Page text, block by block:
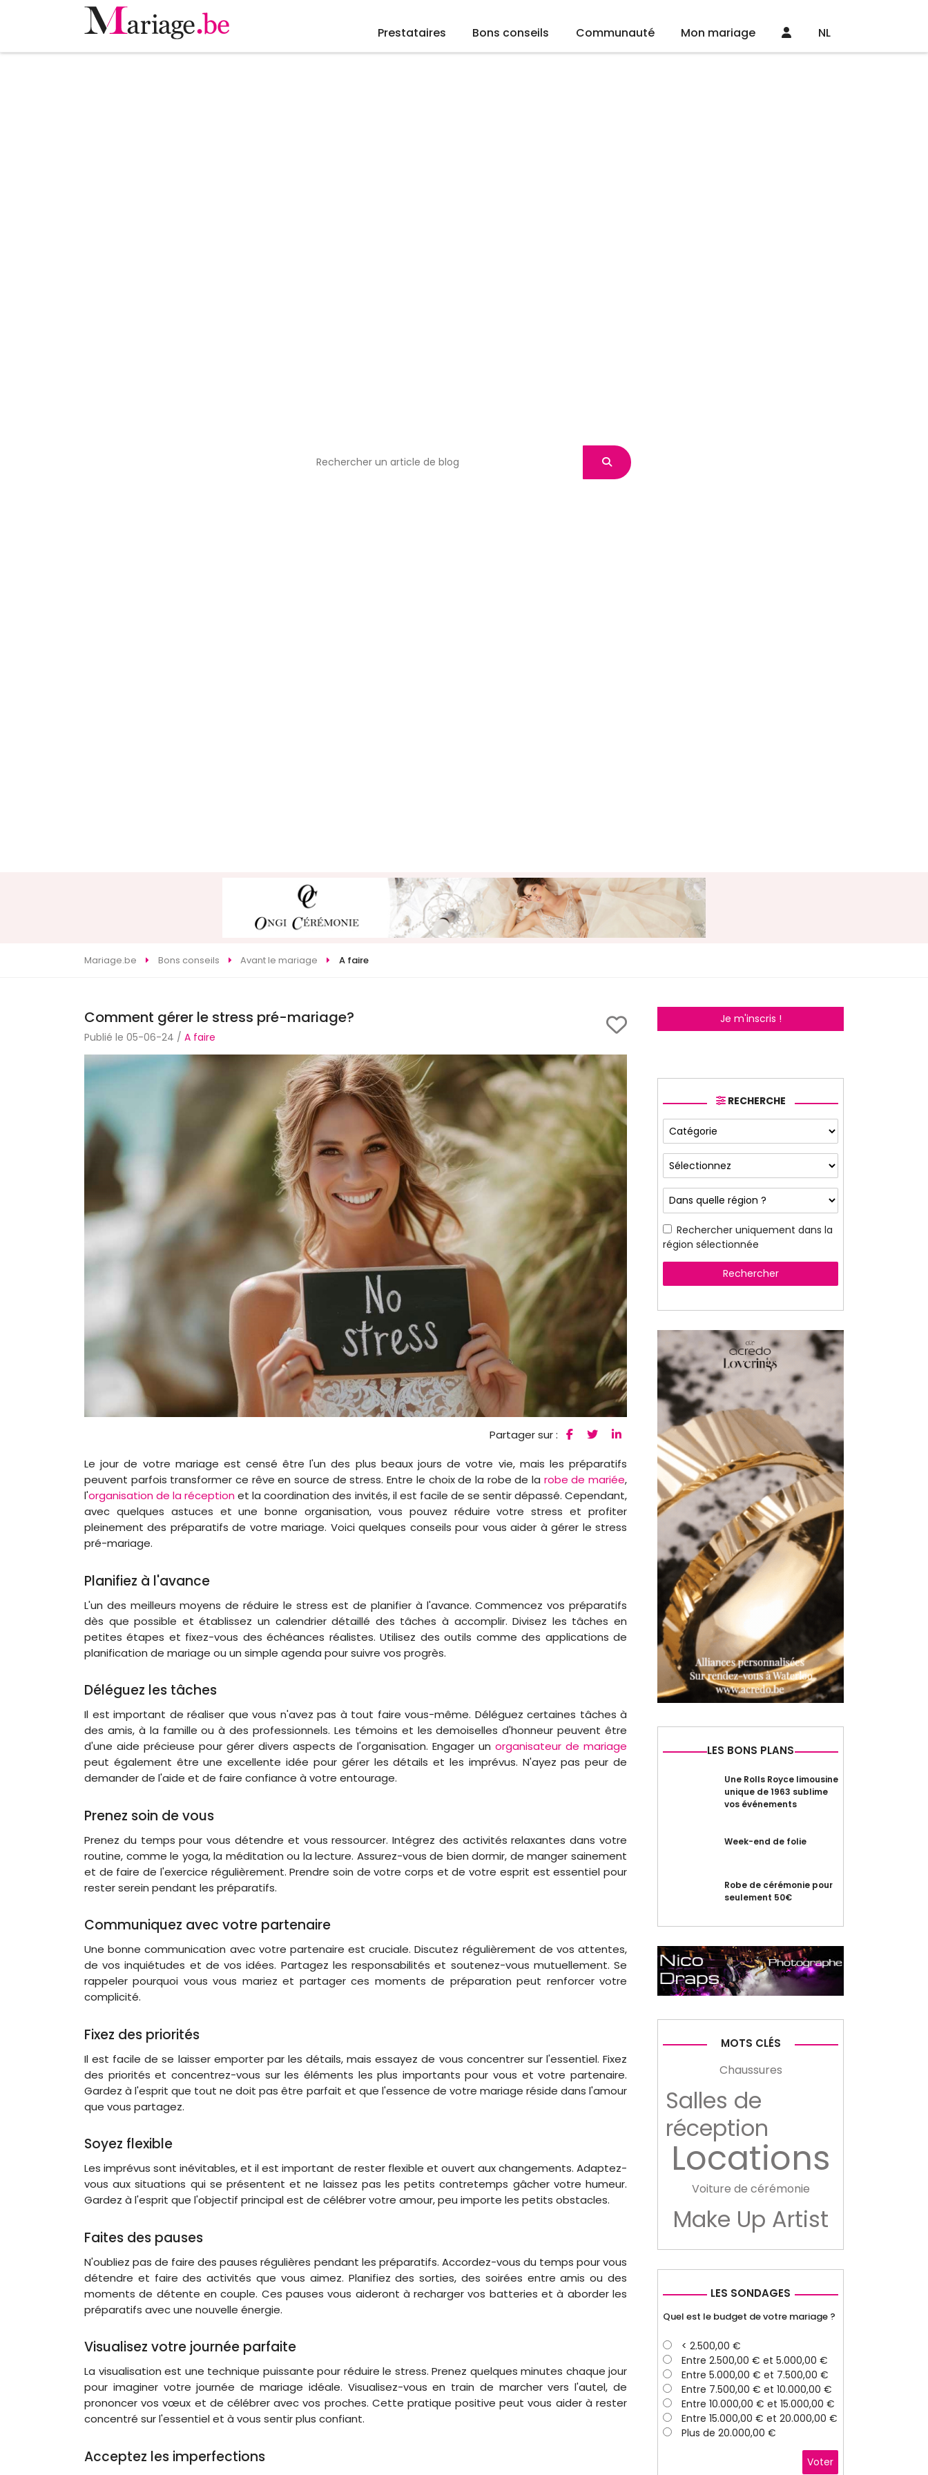
Prestataires Bons conseils Communauté Mon mariage NL
Mariage.be Bons conseils Avant le mariage A faire
Comment gérer le stress pré-mariage?
Publié le 05-06-24 / A faire
Partager sur :
Le jour de votre mariage est censé être l'un des plus beaux jours de votre vie, mais les préparatifs
peuvent parfois transformer ce rêve en source de stress. Entre le choix de la robe de la robe de mariée,
l'organisation de la réceptionet la coordination des invités, il est facile de se sentir dépassé. Cependant,
avec quelques astuces et une bonne organisation, vous pouvez réduire votre stress et profiter
pleinement des préparatifs de votre mariage. Voici quelques conseils pour vous aider à gérer le stress
pré-mariage.
Planifiez à l'avance
L'un des meilleurs moyens de réduire le stress est de planifier à l'avance. Commencez vos préparatifs
dès que possible et établissez un calendrier détaillé des tâches à accomplir. Divisez les tâches en
petites étapes et fixez-vous des échéances réalistes. Utilisez des outils comme des applications de
planification de mariage ou un simple agenda pour suivre vos progrès.
Déléguez les tâches
Il est important de réaliser que vous n'avez pas à tout faire vous-même. Déléguez certaines tâches à
des amis, à la famille ou à des professionnels. Les témoins et les demoiselles d'honneur peuvent être
d'une aide précieuse pour gérer divers aspects de l'organisation. Engager unorganisateur de mariage
peut également être une excellente idée pour gérer les détails et les imprévus. N'ayez pas peur de
demander de l'aide et de faire confiance à votre entourage.
Prenez soin de vous
Prenez du temps pour vous détendre et vous ressourcer. Intégrez des activités relaxantes dans votre
routine, comme le yoga, la méditation ou la lecture. Assurez-vous de bien dormir, de manger sainement
et de faire de l'exercice régulièrement. Prendre soin de votre corps et de votre esprit est essentiel pour
rester serein pendant les préparatifs.
Communiquez avec votre partenaire
Une bonne communication avec votre partenaire est cruciale. Discutez régulièrement de vos attentes,
de vos inquiétudes et de vos idées. Partagez les responsabilités et soutenez-vous mutuellement. Se
rappeler pourquoi vous vous mariez et partager ces moments de préparation peut renforcer votre
complicité.
Fixez des priorités
Il est facile de se laisser emporter par les détails, mais essayez de vous concentrer sur l'essentiel. Fixez
des priorités et concentrez-vous sur les éléments les plus importants pour vous et votre partenaire.
Gardez à l'esprit que tout ne doit pas être parfait et que l'essence de votre mariage réside dans l'amour
que vous partagez.
Soyez flexible
Les imprévus sont inévitables, et il est important de rester flexible et ouvert aux changements. Adaptez-
vous aux situations qui se présentent et ne laissez pas les petits contretemps gâcher votre humeur.
Gardez à l'esprit que l'objectif principal est de célébrer votre amour, peu importe les petits obstacles.
Faites des pauses
N'oubliez pas de faire des pauses régulières pendant les préparatifs. Accordez-vous du temps pour vous
détendre et faire des activités que vous aimez. Planifiez des sorties, des soirées entre amis ou des
moments de détente en couple. Ces pauses vous aideront à recharger vos batteries et à aborder les
préparatifs avec une nouvelle énergie.
Visualisez votre journée parfaite
La visualisation est une technique puissante pour réduire le stress. Prenez quelques minutes chaque jour
pour imaginer votre journée de mariage idéale. Visualisez-vous en train de marcher vers l'autel, de
prononcer vos vœux et de célébrer avec vos proches. Cette pratique positive peut vous aider à rester
concentré sur l'essentiel et à vous sentir plus confiant.
Acceptez les imperfections
Je m'inscris !
RECHERCHE
Rechercher uniquement dans la
région sélectionnée
Rechercher
LES BONS PLANS
Une Rolls Royce limousine
unique de 1963 sublime
vos événements
Week-end de folie
Robe de cérémonie pour
seulement 50€
MOTS CLÉS
Chaussures
Salles de
réception
Locations
Voiture de cérémonie
Make Up Artist
LES SONDAGES
Quel est le budget de votre mariage ?
< 2.500,00 €
Entre 2.500,00 € et 5.000,00 €
Entre 5.000,00 € et 7.500,00 €
Entre 7.500,00 € et 10.000,00 €
Entre 10.000,00 € et 15.000,00 €
Entre 15.000,00 € et 20.000,00 €
Plus de 20.000,00 €
Voter